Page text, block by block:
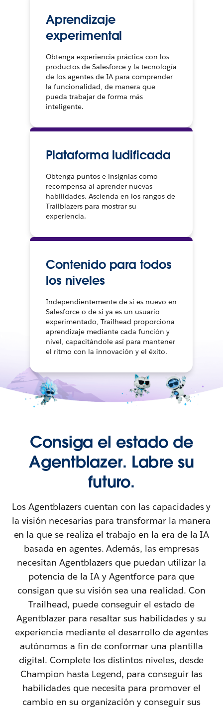
Aprendizaje
experimental
Obtenga experiencia práctica con los
productos de Salesforce y la tecnología
de los agentes de IA para comprender
la funcionalidad, de manera que
pueda trabajar de forma más
inteligente.
Plataforma ludificada
Obtenga puntos e insignias como
recompensa al aprender nuevas
habilidades. Ascienda en los rangos de
Trailblazers para mostrar su
experiencia.
Contenido para todos
los niveles
Independientemente de si es nuevo en
Salesforce o de si ya es un usuario
experimentado, Trailhead proporciona
aprendizaje mediante cada función y
nivel, capacitándole así para mantener
el ritmo con la innovación y el éxito.
Consiga el estado de
Agentblazer. Labre su
futuro.
Los Agentblazers cuentan con las capacidades y
la visión necesarias para transformar la manera
en la que se realiza el trabajo en la era de la IA
basada en agentes. Además, las empresas
necesitan Agentblazers que puedan utilizar la
potencia de la IA y Agentforce para que
consigan que su visión sea una realidad. Con
Trailhead, puede conseguir el estado de
Agentblazer para resaltar sus habilidades y su
experiencia mediante el desarrollo de agentes
autónomos a fin de conformar una plantilla
digital. Complete los distintos niveles, desde
Champion hasta Legend, para conseguir las
habilidades que necesita para promover el
cambio en su organización y conseguir sus